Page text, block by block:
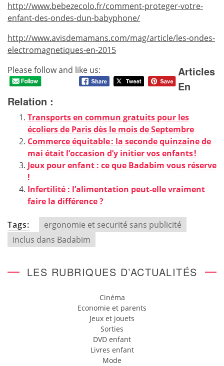
http://www.bebezecolo.fr/comment-proteger-votre-
enfant-des-ondes-dun-babyphone/
http://www.avisdemamans.com/mag/article/les-ondes-
electromagnetiques-en-2015
Please follow and like us:
Articles
En
Relation :
Transports en commun gratuits pour les
écoliers de Paris dès le mois de Septembre
Commerce équitable : la seconde quinzaine de
mai était l’occasion d’y initier vos enfants !
Jeux pour enfant : ce que Badabim vous réserve
!
Infertilité : l’alimentation peut-elle vraiment
faire la différence ?
Tags:
ergonomie et securité sans publicité
inclus dans Badabim
LES RUBRIQUES D’ACTUALITÉS
Cinéma
Economie et parents
Jeux et jouets
Sorties
DVD enfant
Livres enfant
Mode